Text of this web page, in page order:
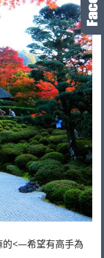
的<—希望有高手為